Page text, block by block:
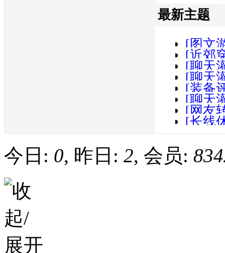
最新主题
[图文
水账
[近郊
论坛三
[聊天
[聊天
[装备
变为GPS
[聊天
[网友
[长线
辉煌
今日: 0, 昨日: 2, 会员: